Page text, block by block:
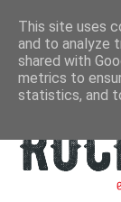
This site uses
and to analyze
shared with
metrics to
statistics, and